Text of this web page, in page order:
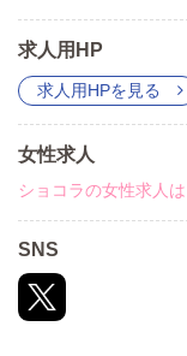
求人用HP
求人用HPを見る
女性求人
ショコラの女性求人
SNS